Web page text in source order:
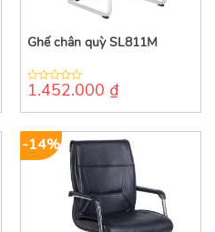
Ghế chân quỳ SL811M
0
of
1.452.000 ₫
-14%